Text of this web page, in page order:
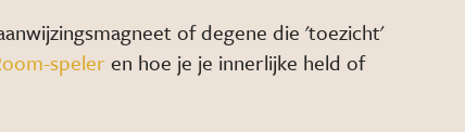
of degene die 'toezicht'
speleren hoe je je innerlijke held of